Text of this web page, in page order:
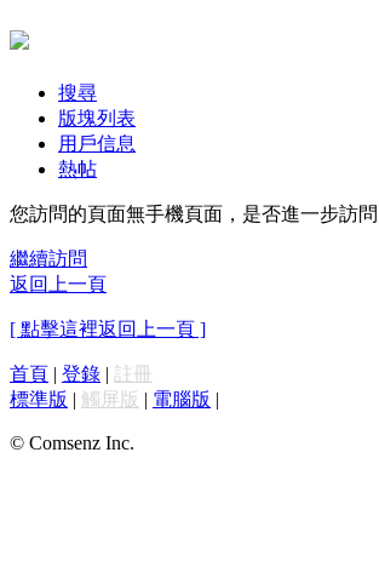
搜尋
版塊列表
用戶信息
熱帖
您訪問的頁面無手機頁面，是否進一步訪問
繼續訪問
返回上一頁
[ 點擊這裡返回上一頁 ]
首頁 | 登錄 | 註冊
標準版 | 觸屏版 | 電腦版 |
© Comsenz Inc.